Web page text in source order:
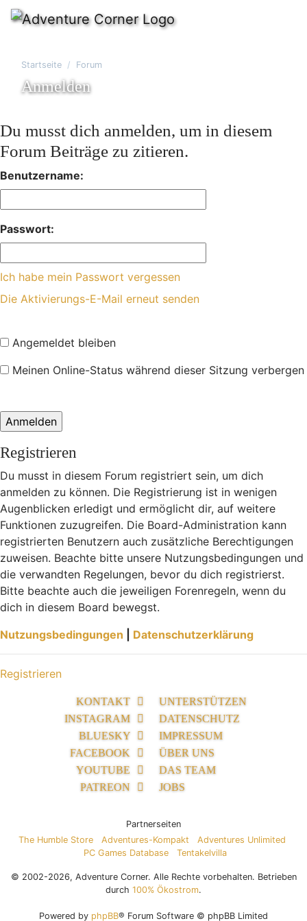
Startseite Forum
Anmelden
Du musst dich anmelden, um in diesem
Forum Beiträge zu zitieren.
Benutzername:
Passwort:
Ich habe mein Passwort vergessen
Die Aktivierungs-E-Mail erneut senden
Angemeldet bleiben
Meinen Online-Status während dieser Sitzung verbergen
Registrieren
Du musst in diesem Forum registriert sein, um dich
anmelden zu können. Die Registrierung ist in wenigen
Augenblicken erledigt und ermöglicht dir, auf weitere
Funktionen zuzugreifen. Die Board-Administration kann
registrierten Benutzern auch zusätzliche Berechtigungen
zuweisen. Beachte bitte unsere Nutzungsbedingungen und
die verwandten Regelungen, bevor du dich registrierst.
Bitte beachte auch die jeweiligen Forenregeln, wenn du
dich in diesem Board bewegst.
Nutzungsbedingungen
Datenschutzerklärung
Registrieren
KONTAKT
INSTAGRAM
BLUESKY
FACEBOOK
YOUTUBE
PATREON
UNTERSTÜTZEN
DATENSCHUTZ
IMPRESSUM
ÜBER UNS
DAS TEAM
JOBS
Partnerseiten
The Humble Store
Adventures-Kompakt
Adventures Unlimited
PC Games Database
Tentakelvilla
© 2002-2026, Adventure Corner. Alle Rechte vorbehalten. Betrieben
durch 100% Ökostrom.
Powered by phpBB® Forum Software © phpBB Limited